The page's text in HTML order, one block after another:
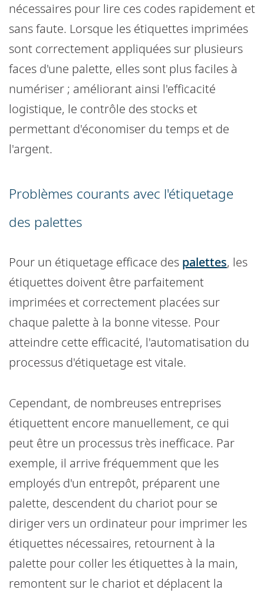
nécessaires pour lire ces codes rapidement et
sans faute. Lorsque les étiquettes imprimées
sont correctement appliquées sur plusieurs
faces d'une palette, elles sont plus faciles à
numériser ; améliorant ainsi l'efficacité
logistique, le contrôle des stocks et
permettant d'économiser du temps et de
l'argent.
Problèmes courants avec l'étiquetage
des palettes
Pour un étiquetage efficace des palettes, les
étiquettes doivent être parfaitement
imprimées et correctement placées sur
chaque palette à la bonne vitesse. Pour
atteindre cette efficacité, l'automatisation du
processus d'étiquetage est vitale.
Cependant, de nombreuses entreprises
étiquettent encore manuellement, ce qui
peut être un processus très inefficace. Par
exemple, il arrive fréquemment que les
employés d'un entrepôt, préparent une
palette, descendent du chariot pour se
diriger vers un ordinateur pour imprimer les
étiquettes nécessaires, retournent à la
palette pour coller les étiquettes à la main,
remontent sur le chariot et déplacent la